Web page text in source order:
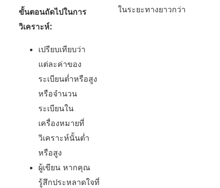
ขั้นตอนถัดไปในการ
วิเคราะห์:
เปรียบเทียบว่า
แต่ละค่าของ
ระเบียนต่ำหรือสูง
หรือจำนวน
ระเบียนใน
เครื่องหมายที่
วิเคราะห์นั้นต่ำ
หรือสูง
ผู้เขียน หากคุณ
รู้สึกประหลาดใจที่
ในระยะทางยาวกว่า